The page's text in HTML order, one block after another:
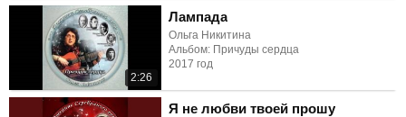
2:26
Лампада
Ольга Никитина
Альбом: Причуды сердца
2017 год
Я не любви твоей прошу